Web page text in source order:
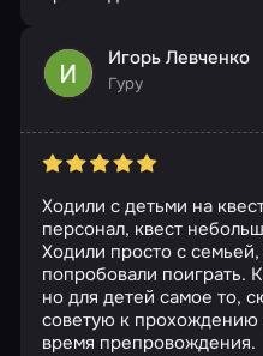
Игорь Левченко
Гуру
Ходили с детьми на
персонал, квест
Ходили просто с
попробовали поиграть.
но для детей самое то,
советую к прохождению
время препровождения.